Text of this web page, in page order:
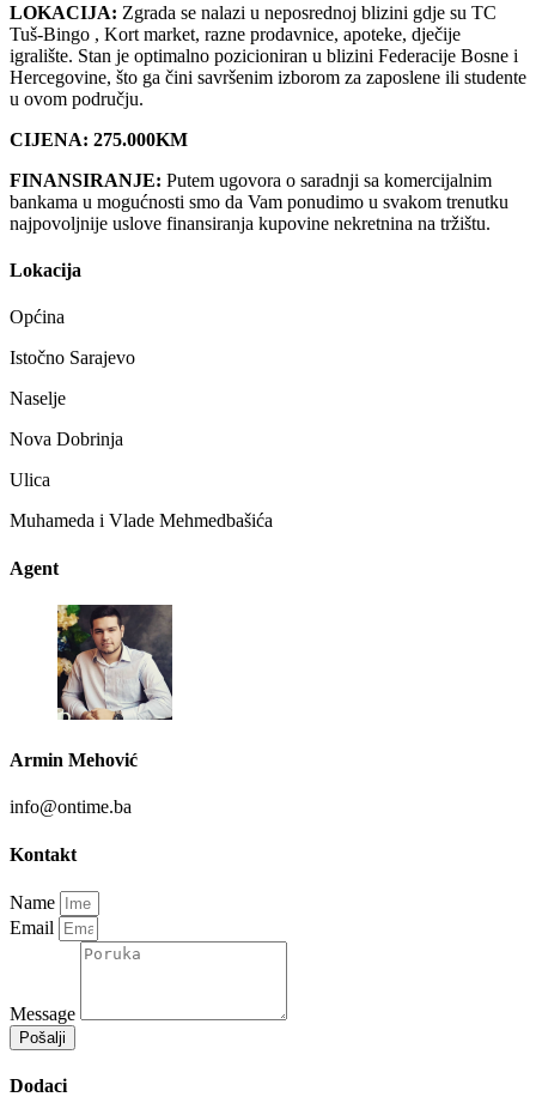
LOKACIJA: Zgrada se nalazi u neposrednoj blizini gdje su TC
Tuš-Bingo , Kort market, razne prodavnice, apoteke, dječije
igralište. Stan je optimalno pozicioniran u blizini Federacije Bosne i
Hercegovine, što ga čini savršenim izborom za zaposlene ili studente
u ovom području.
CIJENA: 275.000KM
FINANSIRANJE: Putem ugovora o saradnji sa komercijalnim
bankama u mogućnosti smo da Vam ponudimo u svakom trenutku
najpovoljnije uslove finansiranja kupovine nekretnina na tržištu.
Lokacija
Općina
Istočno Sarajevo
Naselje
Nova Dobrinja
Ulica
Muhameda i Vlade Mehmedbašića
Agent
Armin Mehović
info@ontime.ba
Kontakt
Name
Email
Message
Pošalji
Dodaci